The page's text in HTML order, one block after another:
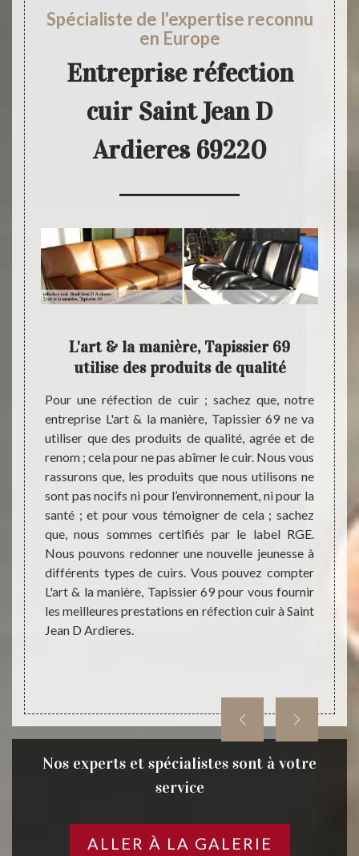
Spécialiste de l'expertise reconnu
en Europe
Entreprise réfection
cuir Saint Jean D
Ardieres 69220
la
il est
des
et
vos
sa
D
les
pour
cuir
&
L'art & la manière, Tapissier 69
utilise des produits de qualité
Pour une réfection de cuir ; sachez que, notre
entreprise L'art & la manière, Tapissier 69 ne va
utiliser que des produits de qualité, agrée et de
renom ; cela pour ne pas abîmer le cuir. Nous vous
rassurons que, les produits que nous utilisons ne
sont pas nocifs ni pour l’environnement, ni pour la
santé ; et pour vous témoigner de cela ; sachez
que, nous sommes certifiés par le label RGE.
Nous pouvons redonner une nouvelle jeunesse à
différents types de cuirs. Vous pouvez compter
L'art & la manière, Tapissier 69 pour vous fournir
les meilleures prestations en réfection cuir à Saint
Jean D Ardieres.
Si le
Mais
Jean
Nos experts et spécialistes sont à votre
service
ALLER À LA GALERIE